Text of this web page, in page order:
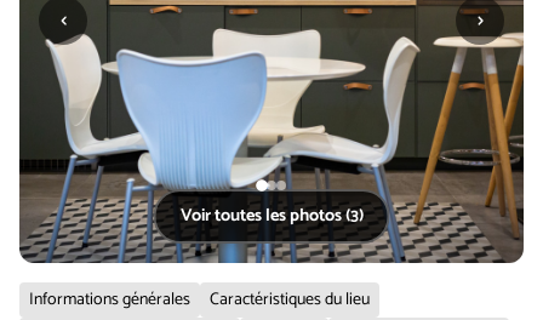
‹ ›
Voir toutes les photos (3)
Informations générales
Caractéristiques du lieu